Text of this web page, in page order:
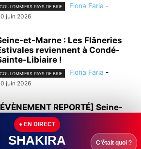
COULOMMIERS PAYS DE BRIE Fiona Faria -
juin 2026
et-Marne : Les Flâneries
reviennent à Condé-
Libiaire !
COULOMMIERS PAYS DE BRIE Fiona Faria -
juin 2026
REPORTÉ] Seine-
et-Marne : A La Ferté-sous-
Jouarre, plus de 1 200...
COULOMMIERS PAYS DE BRIE Fiona Faria -
● EN DIRECT
SHAKIRA C’était quoi ?